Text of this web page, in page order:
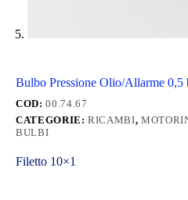
Bulbo Pressione Olio/Allarme 0,5
COD:00.74.67
CATEGORIE:RICAMBI,
BULBI
Filetto 10×1